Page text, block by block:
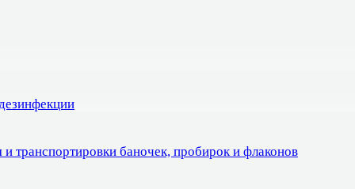
транспортировки баночек, пробирок и флаконов